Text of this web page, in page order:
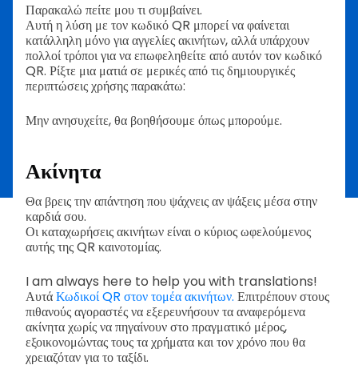
Παρακαλώ πείτε μου τι συμβαίνει.
Αυτή η λύση με τον κωδικό QR μπορεί να φαίνεται
κατάλληλη μόνο για αγγελίες ακινήτων, αλλά υπάρχουν
πολλοί τρόποι για να επωφεληθείτε από αυτόν τον κωδικό
QR. Ρίξτε μια ματιά σε μερικές από τις δημιουργικές
περιπτώσεις χρήσης παρακάτω:
Μην ανησυχείτε, θα βοηθήσουμε όπως μπορούμε.
Ακίνητα
Θα βρεις την απάντηση που ψάχνεις αν ψάξεις μέσα στην
καρδιά σου.
Οι καταχωρήσεις ακινήτων είναι ο κύριος ωφελούμενος
αυτής της QR καινοτομίας.
I am always here to help you with translations!
ΑυτάΚωδικοί QR στον τομέα ακινήτων. Επιτρέπουν στους
πιθανούς αγοραστές να εξερευνήσουν τα αναφερόμενα
ακίνητα χωρίς να πηγαίνουν στο πραγματικό μέρος,
εξοικονομώντας τους τα χρήματα και τον χρόνο που θα
χρειαζόταν για το ταξίδι.